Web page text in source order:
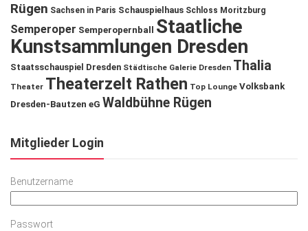
Rügen Sachsen in Paris Schauspielhaus Schloss Moritzburg
Semperoper Semperopernball
Staatliche
Kunstsammlungen Dresden
Staatsschauspiel Dresden Städtische Galerie Dresden Thalia
Theater Theaterzelt Rathen Top Lounge Volksbank
Dresden-Bautzen eG Waldbühne Rügen
Mitglieder Login
Benutzername
Passwort